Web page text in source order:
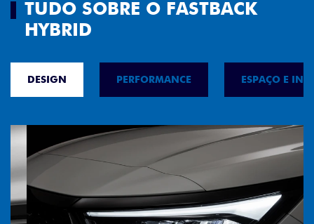
TUDO SOBRE O FASTBACK
HYBRID
DESIGN PERFORMANCE ESPAÇO E